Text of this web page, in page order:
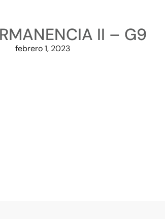
II – G9
febrero 1, 2023